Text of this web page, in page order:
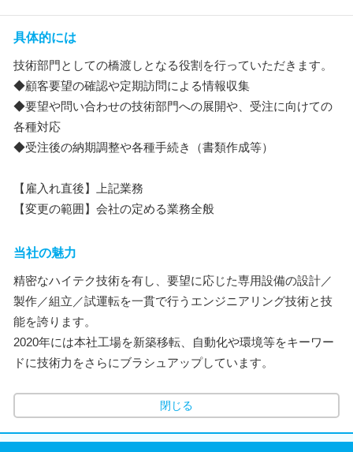
具体的には
技術部門としての橋渡しとなる役割を行っていただきます。
◆顧客要望の確認や定期訪問による情報収集
◆要望や問い合わせの技術部門への展開や、受注に向けての
各種対応
◆受注後の納期調整や各種手続き（書類作成等）
【雇入れ直後】上記業務
【変更の範囲】会社の定める業務全般
当社の魅力
精密なハイテク技術を有し、要望に応じた専用設備の設計／
製作／組立／試運転を一貫で行うエンジニアリング技術と技
能を誇ります。
2020年には本社工場を新築移転、自動化や環境等をキーワー
ドに技術力をさらにブラシュアップしています。
閉じる